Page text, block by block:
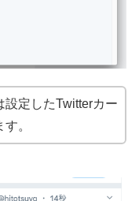
定したTwitterカー
。